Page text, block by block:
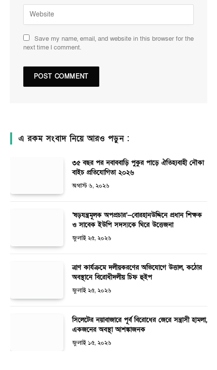
Save my name, email, and website in this browser for the
next time I comment.
এ রকম সংবাদ নিয়ে আরও পড়ুন :
৩৫ বছর পর নবাববাড়ি পুকুর পাড়ে ঐতিহ্যবাহী নৌকা
বাইচ প্রতিযোগিতা ২০২৬
অগাস্ট ৬, ২০২৬
‘ষড়যন্ত্রমূলক অপপ্রচার’—বোরহানউদ্দিনে প্রধান শিক্ষক
ও সাবেক ইউপি সদস্যকে ঘিরে উত্তেজনা
জুলাই ২৫, ২০২৬
ত্রাণ কার্যক্রমে দলীয়করণের অভিযোগে উত্তাল, কঠোর
অবস্থানে বিরোধীদলীয় চিফ হুইপ
জুলাই ২৫, ২০২৬
সিলেটের নয়াবাজারে পূর্ব বিরোধের জেরে সন্ত্রাসী হামলা,
একজনের অবস্থা আশঙ্কাজনক
জুলাই ১৫, ২০২৬